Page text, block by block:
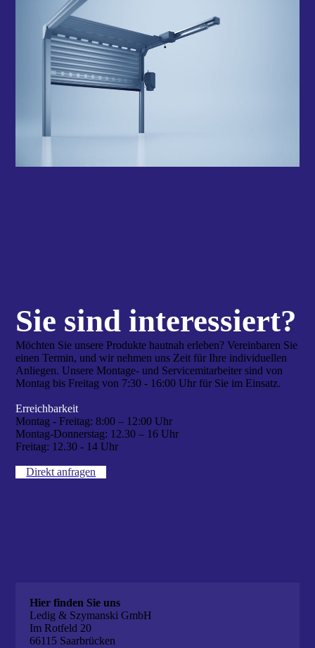
Sie sind interes­siert?
Möchten Sie unsere Produkte hautnah erleben? Vereinbaren Sie
einen Termin, und wir nehmen uns Zeit für Ihre individuellen
Anliegen. Unsere Montage- und Servicemitarbeiter sind von
Montag bis Freitag von 7:30 - 16:00 Uhr für Sie im Einsatz.
Erreichbarkeit
Montag - Freitag: 8:00 – 12:00 Uhr
Montag-Donnerstag: 12.30 – 16 Uhr
Freitag: 12.30 - 14 Uhr
Direkt anfragen
Hier finden Sie uns
Ledig & Szymanski GmbH
Im Rotfeld 20
66115 Saarbrücken